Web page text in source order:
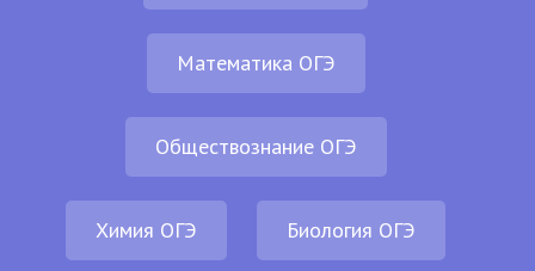
Математика ОГЭ
Обществознание ОГЭ
Химия ОГЭ Биология ОГЭ